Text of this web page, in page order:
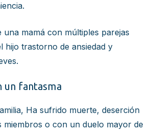
una mamá con múltiples parejas
hijo trastorno de ansiedad y
un fantasma
Ha sufrido muerte, deserción
miembros o con un duelo mayor de